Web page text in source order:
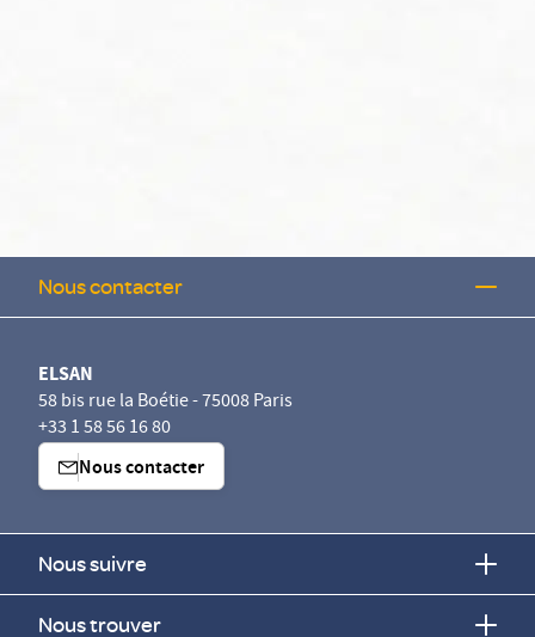
Nous contacter
ELSAN
58 bis rue la Boétie - 75008 Paris
+33 1 58 56 16 80
Nous contacter
Nous suivre
Nous trouver